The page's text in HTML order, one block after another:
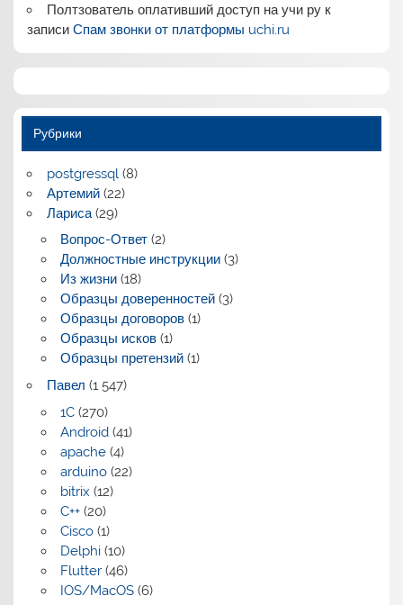
Полтзователь оплативший доступ на учи рук
записиСпам звонки от платформы uchi.ru
Рубрики
postgressql(8)
Артемий(22)
Лариса(29)
Вопрос-Ответ(2)
Должностные инструкции(3)
Из жизни(18)
Образцы доверенностей(3)
Образцы договоров(1)
Образцы исков(1)
Образцы претензий(1)
Павел (1 547)
1C(270)
Android(41)
apache(4)
arduino(22)
bitrix (12)
C++(20)
Cisco(1)
Delphi(10)
Flutter(46)
IOS/MacOS(6)